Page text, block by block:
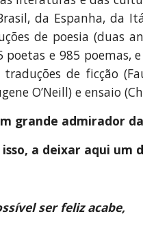
da Espanha, da
de poesia (duas
e 985 poemas,
de ficção
O’Neill) e ensaio
grande admirador
a deixar aqui
ser feliz acabe,